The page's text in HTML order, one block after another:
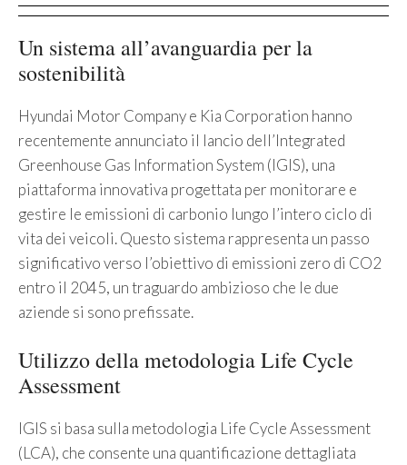
Un sistema all’avanguardia per la
sostenibilità
Hyundai Motor Company e Kia Corporation hanno
recentemente annunciato il lancio dell’Integrated
Greenhouse Gas Information System (IGIS), una
piattaforma innovativa progettata per monitorare e
gestire le emissioni di carbonio lungo l’intero ciclo di
vita dei veicoli. Questo sistema rappresenta un passo
significativo verso l’obiettivo di emissioni zero di CO2
entro il 2045, un traguardo ambizioso che le due
aziende si sono prefissate.
Utilizzo della metodologia Life Cycle
Assessment
IGIS si basa sulla metodologia Life Cycle Assessment
(LCA), che consente una quantificazione dettagliata